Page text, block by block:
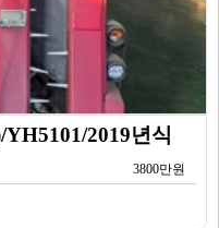
2019년식
3800만원